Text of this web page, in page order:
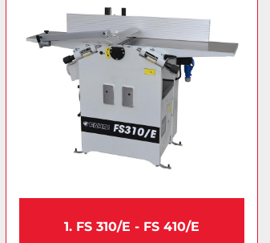
1. FS 310/E - FS 410/E